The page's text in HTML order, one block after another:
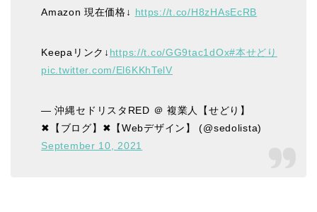
Amazon 現在価格↓ https://t.co/H8zHAsEcRB
Keepaリンク↓ https://t.co/GG9tac1dOx#本せどり
pic.twitter.com/El6KKhTelV
— 沖縄セドリスタRED ＠ 複業人【せどり】
✖【ブログ】✖【Webデザイン】 (@sedolista)
September 10, 2021